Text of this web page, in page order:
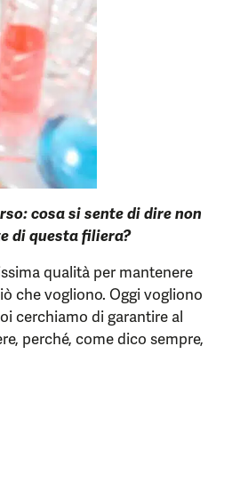
cosa si sente di dire non
di questa filiera?
qualità per mantenere
che vogliono. Oggi vogliono
cerchiamo di garantire al
perché, come dico sempre,